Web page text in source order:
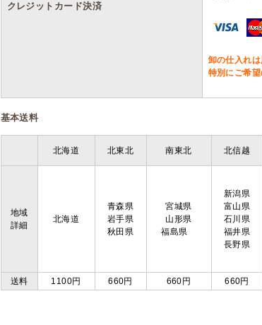
クレジットカード決済
卸の仕入れ
特別にご希望
基本送料
北海道 北東北 南東北 北信越
地域
詳細
北海道
青森県
岩手県
秋田県
宮城県
山形県
福島県
新潟県
富山県
石川県
福井県
長野県
送料 1100円 660円 660円 660円